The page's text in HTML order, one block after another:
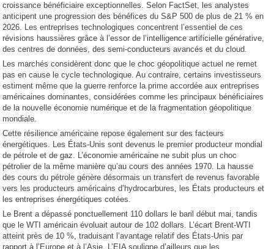
croissance bénéficiaire exceptionnelles. Selon FactSet, les analystes
anticipent une progression des bénéfices du S&P 500 de plus de 21 % en
2026. Les entreprises technologiques concentrent l’essentiel de ces
révisions haussières grâce à l’essor de l’intelligence artificielle générative,
des centres de données, des semi-conducteurs avancés et du cloud.
Les marchés considèrent donc que le choc géopolitique actuel ne remet
pas en cause le cycle technologique. Au contraire, certains investisseurs
estiment même que la guerre renforce la prime accordée aux entreprises
américaines dominantes, considérées comme les principaux bénéficiaires
de la nouvelle économie numérique et de la fragmentation géopolitique
mondiale.
Cette résilience américaine repose également sur des facteurs
énergétiques. Les États-Unis sont devenus le premier producteur mondial
de pétrole et de gaz. L’économie américaine ne subit plus un choc
pétrolier de la même manière qu’au cours des années 1970. La hausse
des cours du pétrole génère désormais un transfert de revenus favorable
vers les producteurs américains d’hydrocarbures, les États producteurs et
les entreprises énergétiques cotées.
Le Brent a dépassé ponctuellement 110 dollars le baril début mai, tandis
que le WTI américain évoluait autour de 102 dollars. L’écart Brent-WTI
atteint près de 10 %, traduisant l’avantage relatif des États-Unis par
rapport à l’Europe et à l’Asie. L’EIA souligne d’ailleurs que les